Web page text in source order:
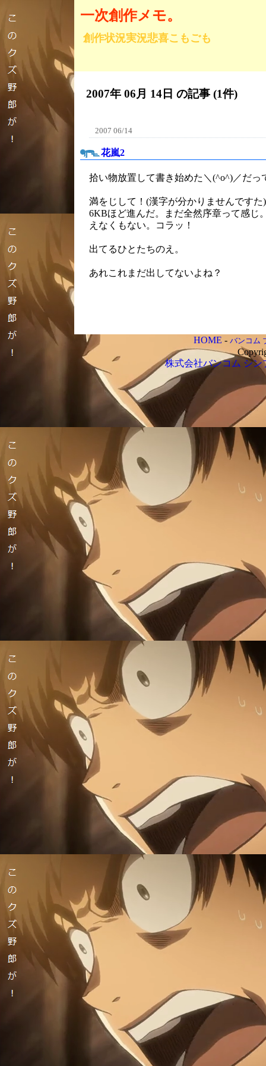
一次創作メモ。
創作状況実況悲喜こもごも
2007年 06月 14日 の記事 (1件)
2007 06/14
花嵐2
拾い物放置して書き始めた＼(^o^)／だっ
満をじして！(漢字が分かりませんですた
6KBほど進んだ。まだ全然序章って感じ
えなくもない。コラッ！
出てるひとたちのえ。
あれこれまだ出してないよね？
HOME - バンコム
株式会社バンコム シン